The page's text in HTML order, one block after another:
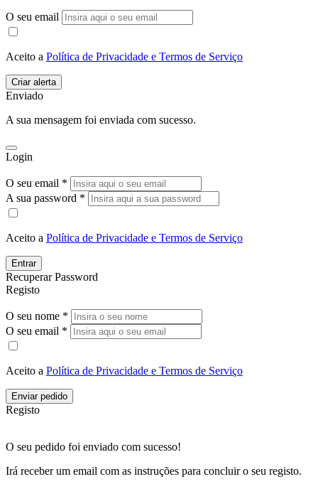
O seu email
Aceito a Política de Privacidade e Termos de Serviço
Enviado
A sua mensagem foi enviada com sucesso.
Login
O seu email *
A sua password *
Aceito a Política de Privacidade e Termos de Serviço
Entrar
Recuperar Password
Registo
O seu nome *
O seu email *
Aceito a Política de Privacidade e Termos de Serviço
Enviar pedido
Registo
O seu pedido foi enviado com sucesso!
Irá receber um email com as instruções para concluir o seu registo.